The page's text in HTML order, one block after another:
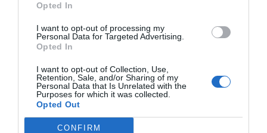
Opted In
I want to opt-out of processing my
Personal Data for Targeted Advertising.
Opted In
I want to opt-out of Collection, Use,
Retention, Sale, and/or Sharing of my
Personal Data that Is Unrelated with the
Purposes for which it was collected.
Opted Out
CONFIRM
0 Σχόλια